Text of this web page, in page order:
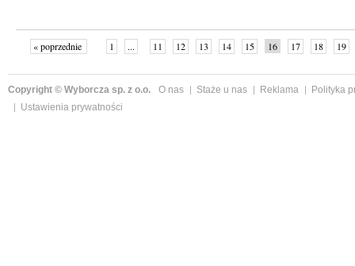
« poprzednie 1 ... 11 12 13 14 15 16 17 18
19
Copyright © Wyborcza sp. z o.o. O nas Staże u nas Reklama
Polityka
Ustawienia prywatności